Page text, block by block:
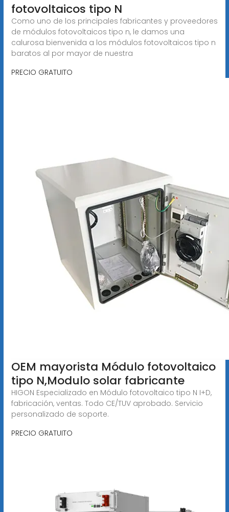
fotovoltaicos tipo N
Como uno de los principales fabricantes y proveedores
de módulos fotovoltaicos tipo n, le damos una
calurosa bienvenida a los módulos fotovoltaicos tipo n
baratos al por mayor de nuestra
PRECIO GRATUITO
OEM mayorista Módulo fotovoltaico
tipo N,Modulo solar fabricante
HIGON Especializado en Módulo fotovoltaico tipo N I+D,
fabricación, ventas. Todo CE/TUV aprobado. Servicio
personalizado de soporte.
PRECIO GRATUITO